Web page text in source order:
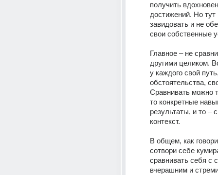
получить
достижений. Но тут
завидовать и не
свои собственные
Главное – не
другими целиком.
у каждого свой
обстоятельства,
Сравнивать можно
то конкретные
результаты, и то –
контекст.
В общем, как
сотвори себе
сравнивать себя с
вчерашним и